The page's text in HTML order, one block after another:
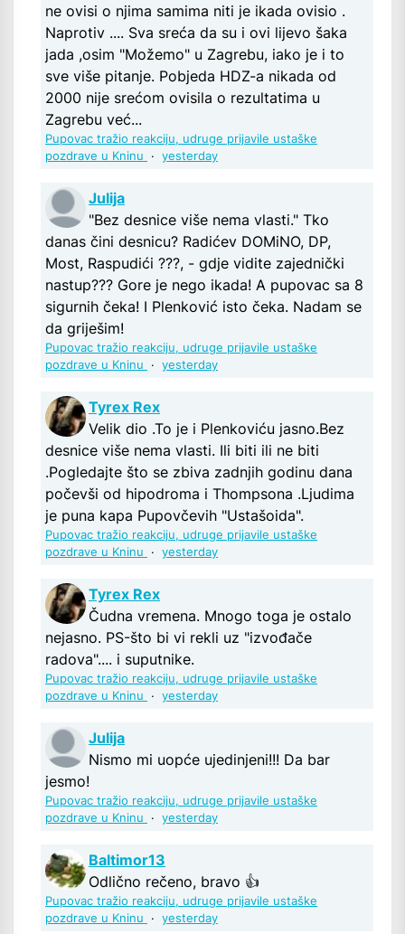
ne ovisi o njima samima niti je ikada ovisio .
Naprotiv .... Sva sreća da su i ovi lijevo šaka
jada ,osim "Možemo" u Zagrebu, iako je i to
sve više pitanje. Pobjeda HDZ-a nikada od
2000 nije srećom ovisila o rezultatima u
Zagrebu već...
Pupovac tražio reakciju, udruge prijavile ustaške
pozdrave u Kninu
· yesterday
Julija
"Bez desnice više nema vlasti." Tko
danas čini desnicu? Radićev DOMiNO, DP,
Most, Raspudići ???, - gdje vidite zajednički
nastup??? Gore je nego ikada! A pupovac sa 8
sigurnih čeka! I Plenković isto čeka. Nadam se
da griješim!
Pupovac tražio reakciju, udruge prijavile ustaške
pozdrave u Kninu
· yesterday
Tyrex Rex
Velik dio .To je i Plenkoviću jasno.Bez
desnice više nema vlasti. Ili biti ili ne biti
.Pogledajte što se zbiva zadnjih godinu dana
počevši od hipodroma i Thompsona .Ljudima
je puna kapa Pupovčevih "Ustašoida".
Pupovac tražio reakciju, udruge prijavile ustaške
pozdrave u Kninu
· yesterday
Tyrex Rex
Čudna vremena. Mnogo toga je ostalo
nejasno. PS-što bi vi rekli uz "izvođače
radova".... i suputnike.
Pupovac tražio reakciju, udruge prijavile ustaške
pozdrave u Kninu
· yesterday
Julija
Nismo mi uopće ujedinjeni!!! Da bar
jesmo!
Pupovac tražio reakciju, udruge prijavile ustaške
pozdrave u Kninu
· yesterday
Baltimor13
Odlično rečeno, bravo 👍
Pupovac tražio reakciju, udruge prijavile ustaške
pozdrave u Kninu
· yesterday